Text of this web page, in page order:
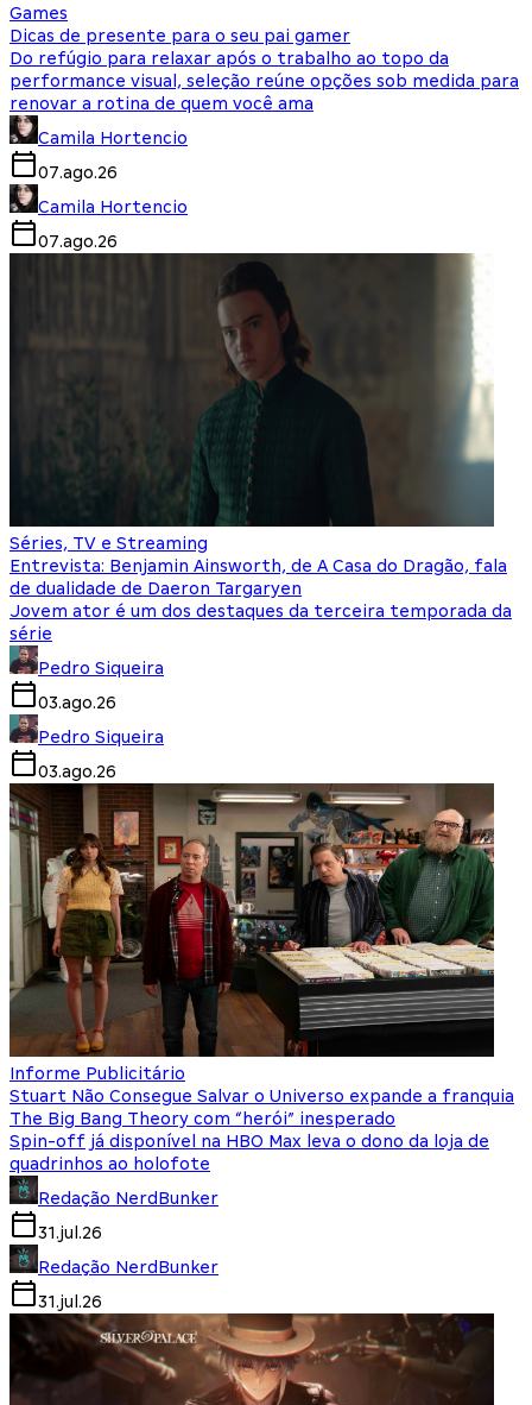
Games
Dicas de presente para o seu pai gamer
Do refúgio para relaxar após o trabalho ao topo da
performance visual, seleção reúne opções sob medida para
renovar a rotina de quem você ama
Camila Hortencio
07.ago.26
Camila Hortencio
07.ago.26
Séries, TV e Streaming
Entrevista: Benjamin Ainsworth, de A Casa do Dragão, fala
de dualidade de Daeron Targaryen
Jovem ator é um dos destaques da terceira temporada da
série
Pedro Siqueira
03.ago.26
Pedro Siqueira
03.ago.26
Informe Publicitário
Stuart Não Consegue Salvar o Universo expande a franquia
The Big Bang Theory com “herói” inesperado
Spin-off já disponível na HBO Max leva o dono da loja de
quadrinhos ao holofote
Redação NerdBunker
31.jul.26
Redação NerdBunker
31.jul.26